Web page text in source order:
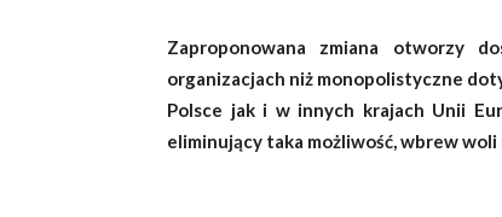
Zaproponowana zmiana otworzy
organizacjach niż monopolistyczne
Polsce jak i w innych krajach Unii
eliminujący taka możliwość, wbrew